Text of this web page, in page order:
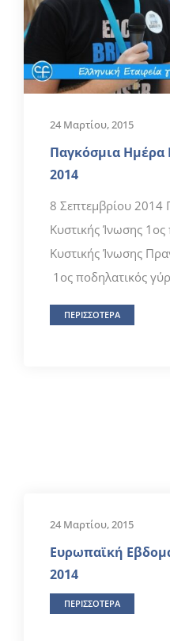
24 Μαρτίου, 2015
Παγκόσμια Ημέρα
2014
8 Σεπτεμβρίου 2014
Κυστικής Ίνωσης
Κυστικής Ίνωσης
1ος ποδηλατικός
ΠΕΡΙΣΣΟΤΕΡΑ
24 Μαρτίου, 2015
Ευρωπαϊκή
2014
ΠΕΡΙΣΣΟΤΕΡΑ